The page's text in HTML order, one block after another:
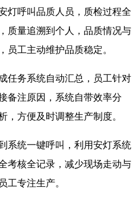
灯呼叫品质人员，质检过程全
质量追溯到个人，品质情况与
员工主动维护品质稳定。
任务系统自动汇总，员工针对
备注原因，系统自带效率分
，方便及时调整生产制度。
系统一键呼叫，利用安灯系统
考核全记录，减少现场走动与
工专注生产。